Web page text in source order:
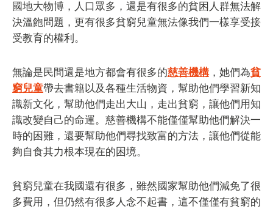
國地大物博，人口眾多，還是有很多的貧困人群無法解
決溫飽問題，更有很多貧窮兒童無法像我們一樣享受接
受教育的權利。
無論是民間還是地方都會有很多的慈善機構，她們為貧
窮兒童帶去書籍以及各種生活物資，幫助他們學習新知
識新文化，幫助他們走出大山，走出貧窮，讓他們用知
識改變自己的命運。慈善機構不能僅僅幫助他們解決一
時的困難，還要幫助他們尋找致富的方法，讓他們從能
夠自食其力根本現在的困境。
貧窮兒童在我國還有很多，雖然國家幫助他們減免了很
多費用，但仍然有很多人念不起書，這不僅僅有貧窮的